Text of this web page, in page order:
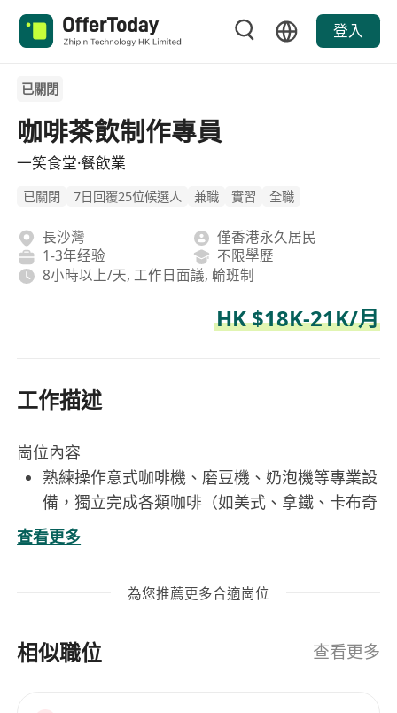
登入
已關閉
咖啡茶飲制作專員
一笑食堂·餐飲業
已關閉 7日回覆25位候選人 兼職 實習 全職
長沙灣
僅香港永久居民
1-3年经验
不限學歷
8小時以上/天, 工作日面議, 輪班制
HK $18K-21K/月
工作描述
崗位內容
熟練操作意式咖啡機、磨豆機、奶泡機等專業設
備，獨立完成各類咖啡（如美式、拿鐵、卡布奇
諾、手沖咖啡等）的製作與品質控制。
依據標準配方與SOP，精準調製各類茶飲（含冷
穩定與出品一致性。
原料檢查與補充、吧臺整備及衛生消毒，維持符
查看更多
為您推薦更多合適崗位
相似職位 查看更多